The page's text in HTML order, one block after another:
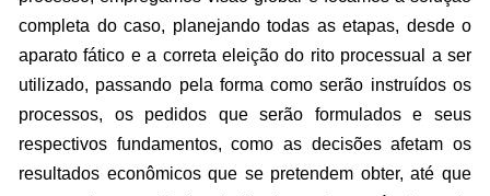
completa do caso, planejando todas as etapas, desde o
aparato fático e a correta eleição do rito processual a ser
utilizado, passando pela forma como serão instruídos os
processos, os pedidos que serão formulados e seus
respectivos fundamentos, como as decisões afetam os
resultados econômicos que se pretendem obter, até que